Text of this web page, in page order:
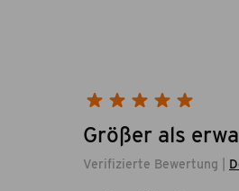
Größer als
Verifizierte Bewertung |